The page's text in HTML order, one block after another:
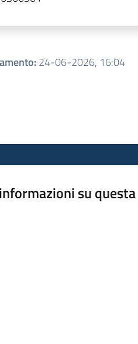
:24-06-2026, 16:04
su questa